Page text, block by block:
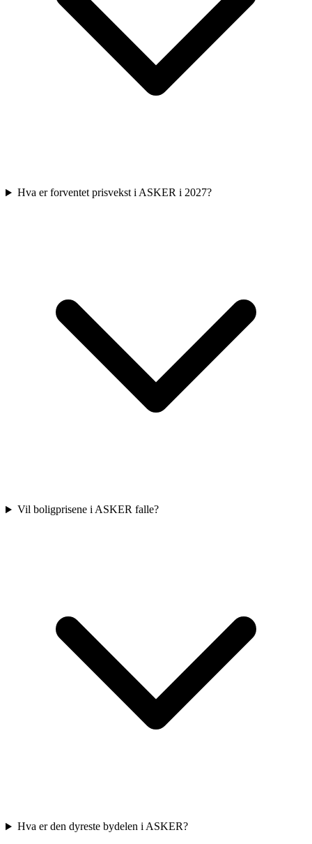
Hva er forventet prisvekst i ASKER i 2027?
Vil boligprisene i ASKER falle?
Hva er den dyreste bydelen i ASKER?